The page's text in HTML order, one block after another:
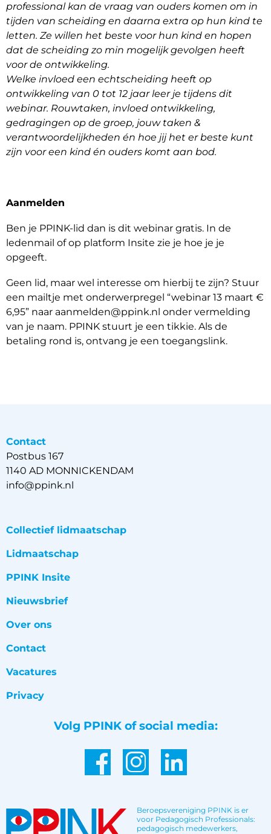
professional kan de vraag van ouders komen om in
tijden van scheiding en daarna extra op hun kind te
letten. Ze willen het beste voor hun kind en hopen
dat de scheiding zo min mogelijk gevolgen heeft
voor de ontwikkeling.
Welke invloed een echtscheiding heeft op
ontwikkeling van 0 tot 12 jaar leer je tijdens dit
webinar. Rouwtaken, invloed ontwikkeling,
gedragingen op de groep, jouw taken &
verantwoordelijkheden én hoe jij het er beste kunt
zijn voor een kind én ouders komt aan bod.
Aanmelden
Ben je PPINK-lid dan is dit webinar gratis. In de
ledenmail of op platform Insite zie je hoe je je
opgeeft.
Geen lid, maar wel interesse om hierbij te zijn? Stuur
een mailtje met onderwerpregel “webinar 13 maart €
6,95” naar aanmelden@ppink.nl onder vermelding
van je naam. PPINK stuurt je een tikkie. Als de
betaling rond is, ontvang je een toegangslink.
Contact
Postbus 167
1140 AD MONNICKENDAM
info@ppink.nl
Collectief lidmaatschap
Lidmaatschap
PPINK Insite
Nieuwsbrief
Over ons
Contact
Vacatures
Privacy
Volg PPINK of social media:
Beroepsvereniging PPINK is er
voor Pedagogisch Professionals:
pedagogisch medewerkers,